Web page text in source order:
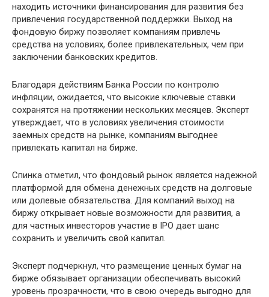
находить источники финансирования для развития без
привлечения государственной поддержки. Выход на
фондовую биржу позволяет компаниям привлечь
средства на условиях, более привлекательных, чем при
заключении банковских кредитов.
Благодаря действиям Банка России по контролю
инфляции, ожидается, что высокие ключевые ставки
сохранятся на протяжении нескольких месяцев. Эксперт
утверждает, что в условиях увеличения стоимости
заемных средств на рынке, компаниям выгоднее
привлекать капитал на бирже.
Спинка отметил, что фондовый рынок является надежной
платформой для обмена денежных средств на долговые
или долевые обязательства. Для компаний выход на
биржу открывает новые возможности для развития, а
для частных инвесторов участие в IPO дает шанс
сохранить и увеличить свой капитал.
Эксперт подчеркнул, что размещение ценных бумаг на
бирже обязывает организации обеспечивать высокий
уровень прозрачности, что в свою очередь выгодно для